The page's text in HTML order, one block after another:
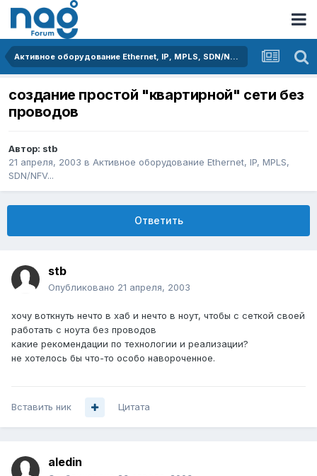
Активное оборудование Ethernet, IP, MPLS, SDN/NFV...
создание простой "квартирной" сети без
проводов
Автор: stb
21 апреля, 2003 в Активное оборудование Ethernet, IP, MPLS,
SDN/NFV...
Ответить
stb
Опубликовано 21 апреля, 2003
хочу воткнуть нечто в хаб и нечто в ноут, чтобы с сеткой своей
работать с ноута без проводов
какие рекомендации по технологии и реализации?
не хотелось бы что-то особо навороченное.
Вставить ник Цитата
aledin